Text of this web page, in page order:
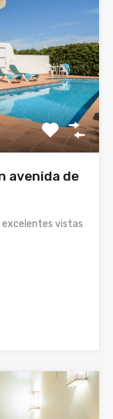
avenida de
excelentes vistas